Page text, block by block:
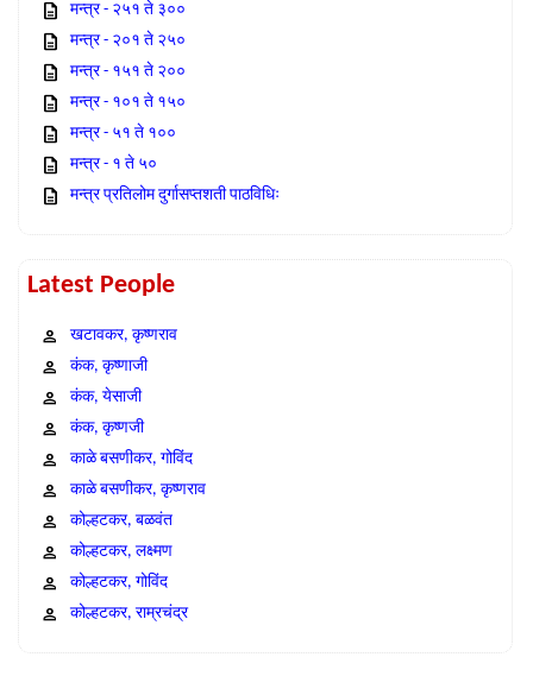
मन्त्र - २५१ ते ३००
मन्त्र - २०१ ते २५०
मन्त्र - १५१ ते २००
मन्त्र - १०१ ते १५०
मन्त्र - ५१ ते १००
मन्त्र - १ ते ५०
मन्त्र प्रतिलोम दुर्गासप्तशती पाठविधिः
Latest People
खटावकर, कृष्णराव
कंक, कृष्णाजी
कंक, येसाजी
कंक, कृष्णजी
काळे बसणीकर, गोविंद
काळे बसणीकर, कृष्णराव
कोल्हटकर, बळवंत
कोल्हटकर, लक्ष्मण
कोल्हटकर, गोविंद
कोल्हटकर, राम्रचंद्र